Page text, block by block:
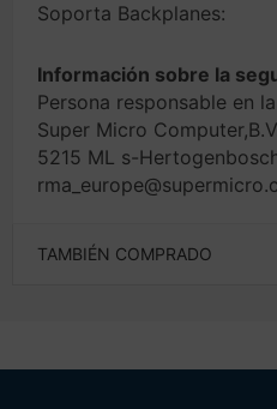
Soporta Backplanes:
Información sobre la
Persona responsable en
Super Micro
5215 ML s-
TAMBIÉN COMPRADO